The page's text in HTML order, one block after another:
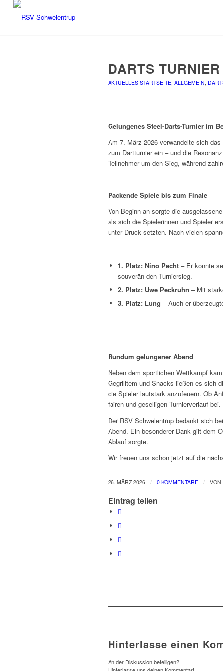
DARTS
AKTUELLES STARTSEITE, ALLGEMEIN,
Gelungenes Steel-Darts-Turnier im
Am 7. März 2026 verwandelte sich
zum Dartturnier ein – und die
Teilnehmer um den Sieg, während
Packende Spiele bis zum Finale
Von Beginn an sorgte die
als sich die Spielerinnen und Spieler
unter Druck setzten. Nach vielen
1. Platz: Nino Pecht – Er konnte
souverän den Turniersieg.
2. Platz: Uwe Peckruhn – Mit
3. Platz: Lung – Auch er
Rundum gelungener Abend
Neben dem sportlichen Wettkampf
Gegrilltem und Snacks ließen es sich
die Spieler lautstark anzufeuern. Ob
fairen und geselligen Turnierverlauf bei.
Der RSV Schwelentrup bedankt sich
Abend. Ein besonderer Dank gilt dem
Ablauf sorgte.
Wir freuen uns schon jetzt auf die
26. MÄRZ 2026 / 0 KOMMENTARE / VON
Eintrag teilen
Hinterlasse einen
An der Diskussion beteiligen?
Hinterlasse uns deinen Kommentar!